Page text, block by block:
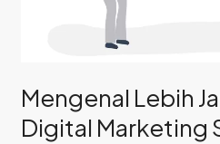
Mengenal Lebih
Digital Marketing